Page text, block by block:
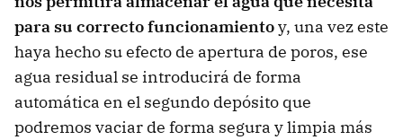
para su correcto funcionamientoy, una vez este
haya hecho su efecto de apertura de poros, ese
agua residual se introducirá de forma
automática en el segundo depósito que
podremos vaciar de forma segura y limpia más